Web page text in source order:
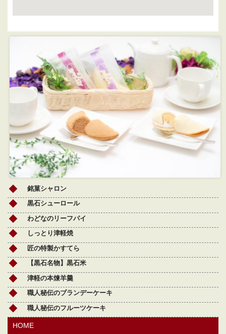
銘菓シャロン
黒石シューロール
わどなのリーフパイ
しっとり津軽焼
匠の特製かすてら
【黒石名物】黒石米
津軽の本煉羊羹
職人秘伝のブランデーケーキ
職人秘伝のフルーツケーキ
HOME